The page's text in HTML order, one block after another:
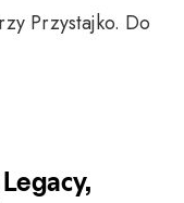
Przystajko. Do